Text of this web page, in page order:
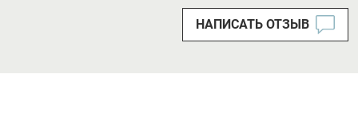
НАПИСАТЬ ОТЗЫВ